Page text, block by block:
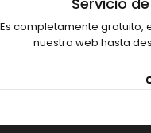
Es completamente gratuito,
nuestra web hasta